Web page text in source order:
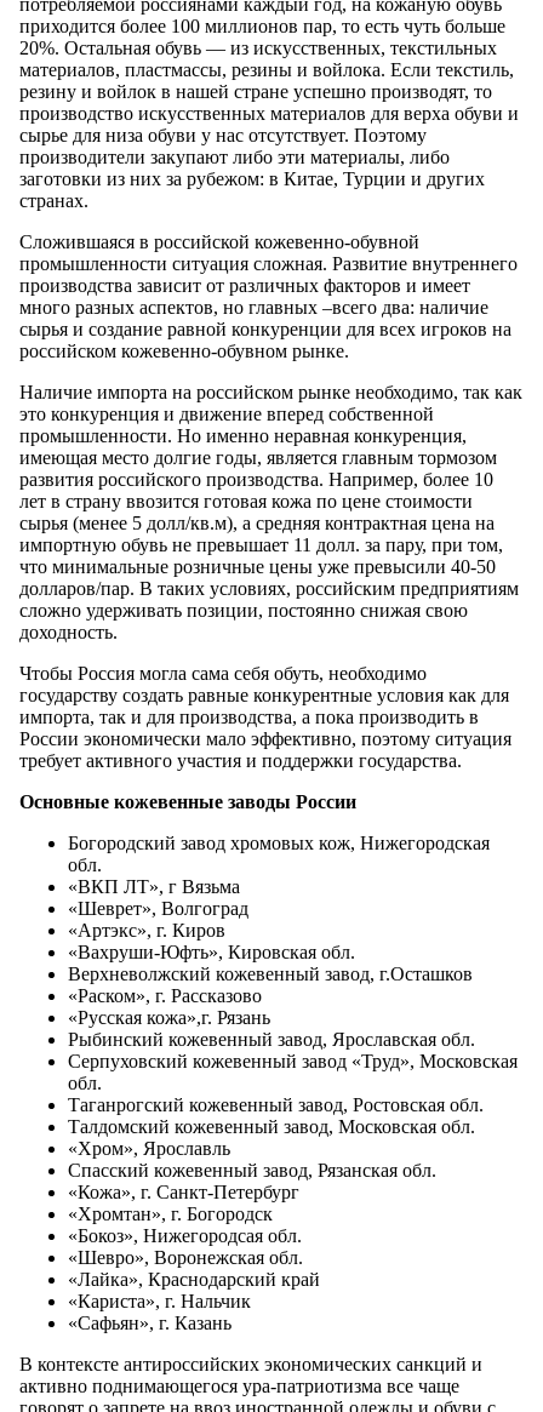
приходится более 100 миллионов пар, то есть чуть больше
20%. Остальная обувь — из искусственных, текстильных
материалов, пластмассы, резины и войлока. Если текстиль,
резину и войлок в нашей стране успешно производят, то
производство искусственных материалов для верха обуви и
сырье для низа обуви у нас отсутствует. Поэтому
производители закупают либо эти материалы, либо
заготовки из них за рубежом: в Китае, Турции и других
странах.
Сложившаяся в российской кожевенно-обувной
промышленности ситуация сложная. Развитие внутреннего
производства зависит от различных факторов и имеет
много разных аспектов, но главных –всего два: наличие
сырья и создание равной конкуренции для всех игроков на
российском кожевенно-обувном рынке.
Наличие импорта на российском рынке необходимо, так как
это конкуренция и движение вперед собственной
промышленности. Но именно неравная конкуренция,
имеющая место долгие годы, является главным тормозом
развития российского производства. Например, более 10
лет в страну ввозится готовая кожа по цене стоимости
сырья (менее 5 долл/кв.м), а средняя контрактная цена на
импортную обувь не превышает 11 долл. за пару, при том,
что минимальные розничные цены уже превысили 40-50
долларов/пар. В таких условиях, российским предприятиям
сложно удерживать позиции, постоянно снижая свою
доходность.
Чтобы Россия могла сама себя обуть, необходимо
государству создать равные конкурентные условия как для
импорта, так и для производства, а пока производить в
России экономически мало эффективно, поэтому ситуация
требует активного участия и поддержки государства.
Основные кожевенные заводы России
Богородский завод хромовых кож, Нижегородская
обл.
«ВКП ЛТ», г Вязьма
«Шеврет», Волгоград
«Артэкс», г. Киров
«Вахруши-Юфть», Кировская обл.
Верхневолжский кожевенный завод, г.Осташков
«Раском», г. Рассказово
«Русская кожа»,г. Рязань
Рыбинский кожевенный завод, Ярославская обл.
Серпуховский кожевенный завод «Труд», Московская
обл.
Таганрогский кожевенный завод, Ростовская обл.
Талдомский кожевенный завод, Московская обл.
«Хром», Ярославль
Спасский кожевенный завод, Рязанская обл.
«Кожа», г. Санкт-Петербург
«Хромтан», г. Богородск
«Бокоз», Нижегородсая обл.
«Шевро», Воронежская обл.
«Лайка», Краснодарский край
«Кариста», г. Нальчик
«Сафьян», г. Казань
В контексте антироссийских экономических санкций и
активно поднимающегося ура-патриотизма все чаще
говорят о запрете на ввоз иностранной одежды и обуви с